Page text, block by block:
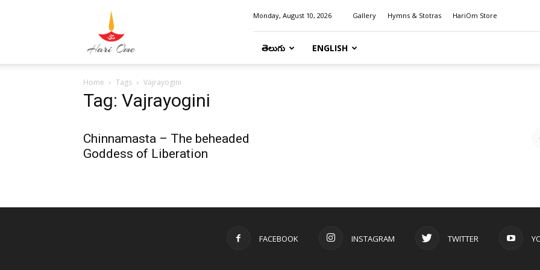
Monday, August 10, 2026 Gallery Hymns & Stotras HariOm Store
తెలుగు ENGLISH
Home Tags Vajrayogini
Tag: Vajrayogini
Chinnamasta – The beheaded
Goddess of Liberation
FACEBOOK INSTAGRAM TWITTER